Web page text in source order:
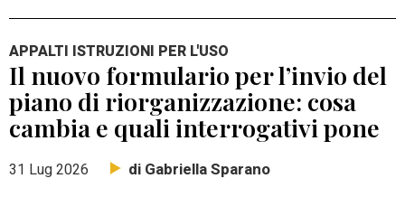
APPALTI ISTRUZIONI PER L'USO
Il nuovo formulario per l’invio del
piano di riorganizzazione: cosa
cambia e quali interrogativi pone
31 Lug 2026 di Gabriella Sparano